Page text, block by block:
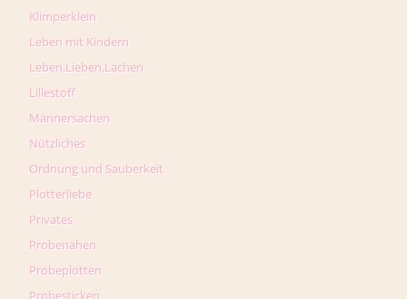
Klimperklein
Leben mit Kindern
Leben.Lieben.Lachen
Lillestoff
Männersachen
Nützliches
Ordnung und Sauberkeit
Plotterliebe
Privates
Probenähen
Probeplotten
Probesticken